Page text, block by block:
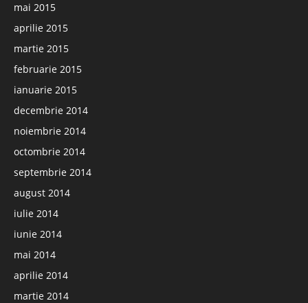
mai 2015
aprilie 2015
martie 2015
februarie 2015
ianuarie 2015
decembrie 2014
noiembrie 2014
octombrie 2014
septembrie 2014
august 2014
iulie 2014
iunie 2014
mai 2014
aprilie 2014
martie 2014